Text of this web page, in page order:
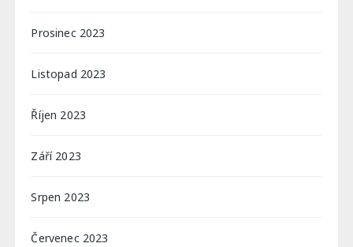
Prosinec 2023
Listopad 2023
Říjen 2023
Září 2023
Srpen 2023
Červenec 2023